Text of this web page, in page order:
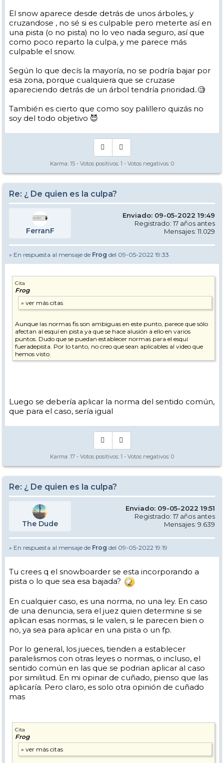
El snow aparece desde detrás de unos árboles, y
cruzandose , no sé si es culpable pero meterte así en
una pista (o no pista) no lo veo nada seguro, así que
como poco reparto la culpa, y me parece más
culpable el snow.
Según lo que decís la mayoría, no se podría bajar por
esa zona, porque cualquiera que se cruzase
apareciendo detrás de un árbol tendría prioridad..🧐
También es cierto que como soy palillero quizás no
soy del todo objetivo 😈
Karma: 15 - Votos positivos: 1 - Votos negativos: 0
Re: ¿ De quien es la culpa?
FerranF
Enviado: 09-05-2022 19:49
Registrado: 17 años antes
Mensajes: 11.029
» En respuesta al mensaje de Frog del 09-05-2022 19:33
Cita
Frog
Aunque las normas fis son ambiguas en este punto, parece que sólo
afectan al esquí en pista ya que se hace alusión a ello en varios
puntos. Dudo que se puedan establecer normas para el esquí
fueradepista. Por lo tanto, no creo que sean aplicables al video que
hemos visto.
Luego se debería aplicar la norma del sentido común,
que para el caso, sería igual
Karma: 17 - Votos positivos: 1 - Votos negativos: 0
Re: ¿ De quien es la culpa?
The Dude
Enviado: 09-05-2022 19:51
Registrado: 17 años antes
Mensajes: 9.639
» En respuesta al mensaje de Frog del 09-05-2022 19:19
Tu crees q el snowboarder se esta incorporando a
pista o lo que sea esa bajada?
En cualquier caso, es una norma, no una ley. En caso
de una denuncia, sera el juez quien determine si se
aplican esas normas, si le valen, si le parecen bien o
no, ya sea para aplicar en una pista o un fp.
Por lo general, los jueces, tienden a establecer
paralelismos con otras leyes o normas, o incluso, el
sentido común en las que se podrian aplicar al caso
por similitud. En mi opinar de cuñado, pienso que las
aplicaría. Pero claro, es solo otra opinión de cuñado
mas
Cita
Frog